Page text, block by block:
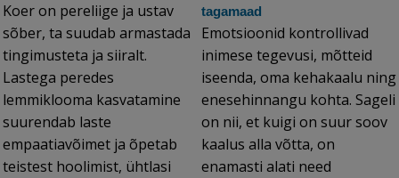
Koer on pereliige ja ustav
sõber, ta suudab armastada
tingimusteta ja siiralt.
Lastega peredes
lemmiklooma kasvatamine
suurendab laste
empaatiavõimet ja õpetab
teistest hoolimist, ühtlasi
tagamaad
Emotsioonid kontrollivad
inimese tegevusi, mõtteid
iseenda, oma kehakaalu ning
enesehinnangu kohta. Sageli
on nii, et kuigi on suur soov
kaalus alla võtta, on
enamasti alati need